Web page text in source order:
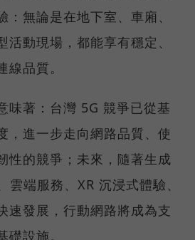
無論是在地下室、車廂、
動現場，都能享有穩定、
品質。
味著：台灣 5G 競爭已從基
，進一步走向網路品質、使
性的競爭；未來，隨著生成
端服務、XR 沉浸式體驗、
速發展，行動網路將成為支
設施。